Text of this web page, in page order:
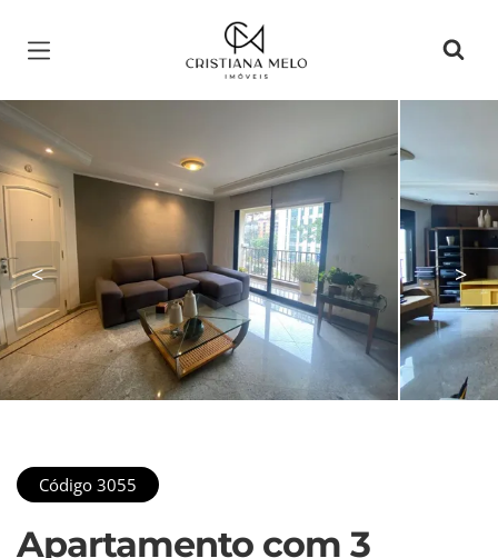
Página inicial
< >
Código 3055
Apartamento com 3